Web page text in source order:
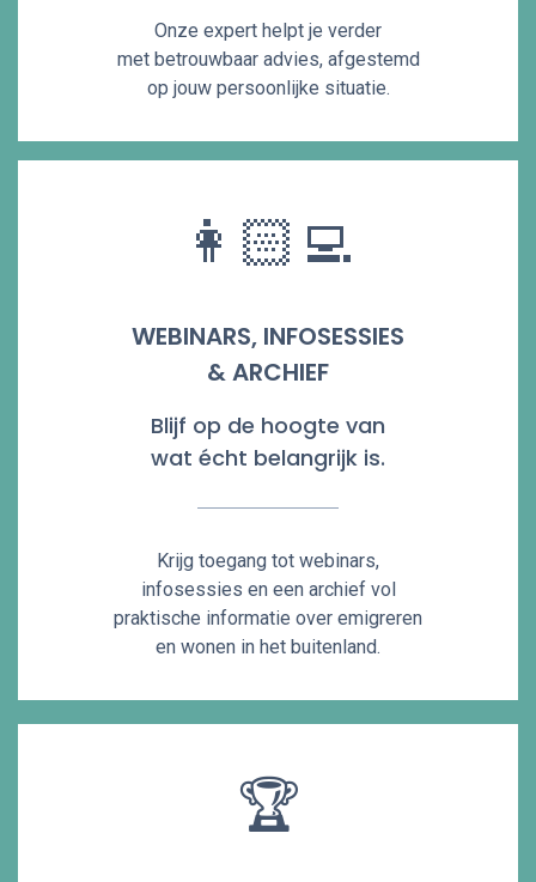
Onze expert helpt je verder
met betrouwbaar advies, afgestemd
op jouw persoonlijke situatie.
👩🏻‍💻
WEBINARS, INFOSESSIES
& ARCHIEF
Blijf op de hoogte van
wat écht belangrijk is.
Krijg toegang tot webinars,
infosessies en een archief vol
praktische informatie over emigreren
en wonen in het buitenland.
🏆